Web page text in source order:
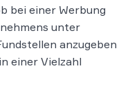
bei einer Werbung
unter
anzugeben
einer Vielzahl